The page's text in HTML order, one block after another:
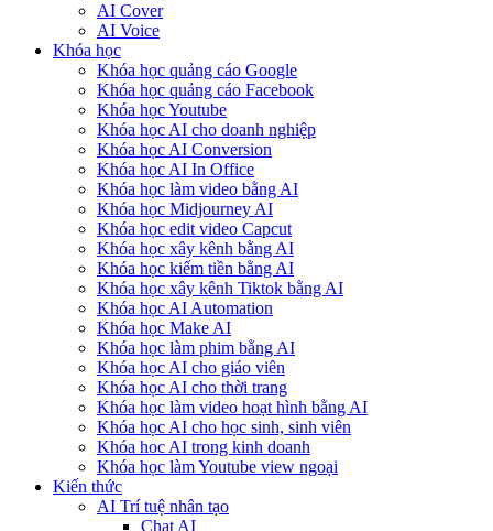
AI Cover
AI Voice
Khóa học
Khóa học quảng cáo Google
Khóa học quảng cáo Facebook
Khóa học Youtube
Khóa học AI cho doanh nghiệp
Khóa học AI Conversion
Khóa học AI In Office
Khóa học làm video bằng AI
Khóa học Midjourney AI
Khóa học edit video Capcut
Khóa học xây kênh bằng AI
Khóa học kiếm tiền bằng AI
Khóa học xây kênh Tiktok bằng AI
Khóa học AI Automation
Khóa học Make AI
Khóa học làm phim bằng AI
Khóa học AI cho giáo viên
Khóa học AI cho thời trang
Khóa học làm video hoạt hình bằng AI
Khóa học AI cho học sinh, sinh viên
Khóa hoc AI trong kinh doanh
Khóa học làm Youtube view ngoại
Kiến thức
AI Trí tuệ nhân tạo
Chat AI